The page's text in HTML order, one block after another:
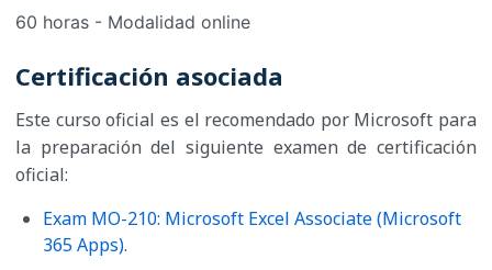
60 horas - Modalidad online
Certificación asociada
Este curso oficial es el recomendado por Microsoft para
la preparación del siguiente examen de certificación
oficial:
Exam MO-210: Microsoft Excel Associate (Microsoft
365 Apps).